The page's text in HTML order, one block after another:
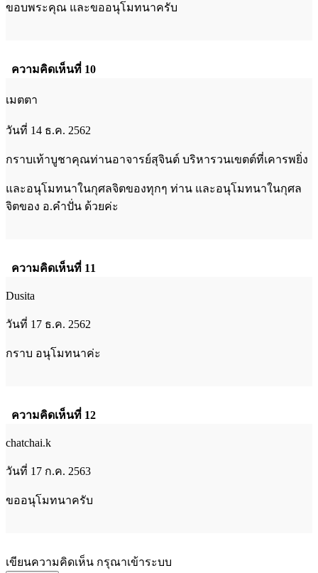
ขอบพระคุณ และขออนุโมทนาครับ
ความคิดเห็นที่ 10
เมตตา
วันที่ 14 ธ.ค. 2562
กราบเท้าบูชาคุณท่านอาจารย์สุจินต์ บริหารวนเขตต์ที่เคารพยิ่ง
และอนุโมทนาในกุศลจิตของทุกๆ ท่าน​ และอนุโมทนาในกุศล
จิตของ​ อ.คำปั่น​ ด้วยค่ะ
ความคิดเห็นที่ 11
Dusita
วันที่ 17 ธ.ค. 2562
กราบ อนุโมทนาค่ะ
ความคิดเห็นที่ 12
chatchai.k
วันที่ 17 ก.ค. 2563
ขออนุโมทนาครับ
เขียนความคิดเห็น กรุณาเข้าระบบ